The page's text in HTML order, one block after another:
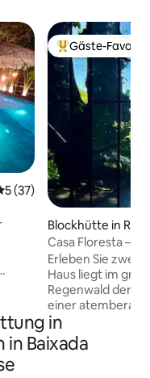
5 (37)
Beliebter Gäste-
Gäste-Favorit
Blockhütte in Rio
Casa Floresta –
Meerblick
Erleben Sie zwei
Haus liegt im
Regenwald der
einer
das Meer von
Seite sind Sie 2
Autominuten
in
Baixada